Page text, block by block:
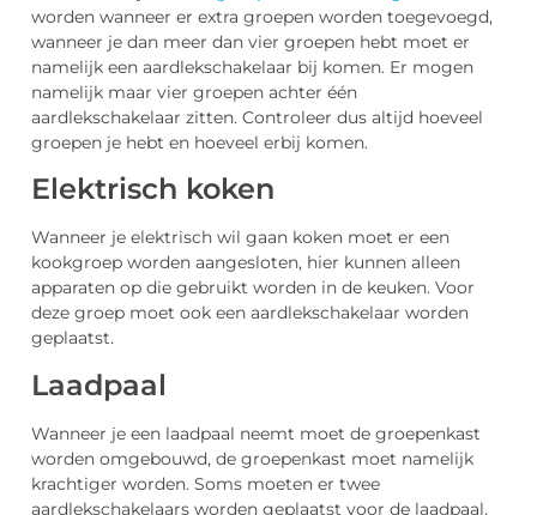
worden wanneer er extra groepen worden toegevoegd,
wanneer je dan meer dan vier groepen hebt moet er
namelijk een aardlekschakelaar bij komen. Er mogen
namelijk maar vier groepen achter één
aardlekschakelaar zitten. Controleer dus altijd hoeveel
groepen je hebt en hoeveel erbij komen.
Elektrisch koken
Wanneer je elektrisch wil gaan koken moet er een
kookgroep worden aangesloten, hier kunnen alleen
apparaten op die gebruikt worden in de keuken. Voor
deze groep moet ook een aardlekschakelaar worden
geplaatst.
Laadpaal
Wanneer je een laadpaal neemt moet de groepenkast
worden omgebouwd, de groepenkast moet namelijk
krachtiger worden. Soms moeten er twee
aardlekschakelaars worden geplaatst voor de laadpaal.